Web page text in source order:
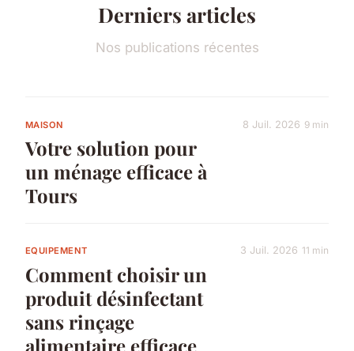
Derniers articles
Nos publications récentes
MAISON
Votre solution pour
un ménage efficace à
Tours
8 Juil. 2026 9 min
EQUIPEMENT
Comment choisir un
produit désinfectant
sans rinçage
alimentaire efficace
3 Juil. 2026 11 min